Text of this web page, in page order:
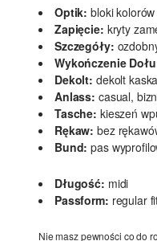
Optik: bloki kolorów
Zapięcie: kryty
Szczegóły:
Wykończenie
Dekolt: dekolt
Anlass: casual,
Tasche: kieszeń
Rękaw: bez
Bund: pas
Długość: midi
Passform: regular
Nie masz pewności co do